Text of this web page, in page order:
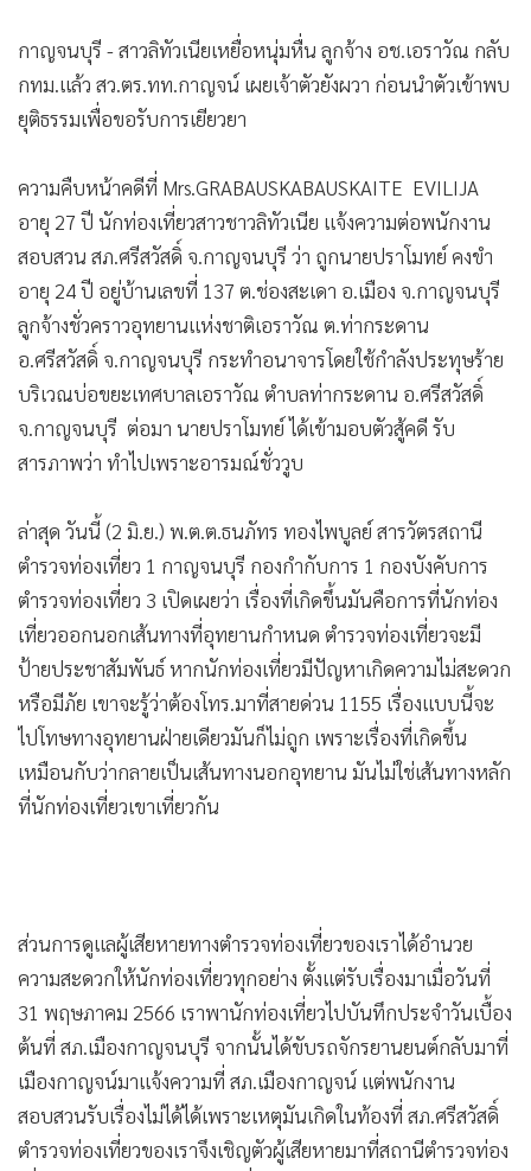
• อาชญากรรม
• Motoring
• เกม
• SMEs
หุ้น
อินโดจีน
กองทุนรวม
• Celeb Online
• Factcheck
• ญี่ปุ่น
• News1
กาญจนบุรี - สาวลิทัวเนียเหยื่อหนุ่มหื่น ลูกจ้าง อช.เอราวัณ กลับ
กทม.แล้ว สว.ตร.ทท.กาญจน์ เผยเจ้าตัวยังผวา ก่อนนำตัวเข้าพบ
ยุติธรรมเพื่อขอรับการเยียวยา
ความคืบหน้าคดีที่ Mrs.GRABAUSKABAUSKAITE EVILIJA
อายุ 27 ปี นักท่องเที่ยวสาวชาวลิทัวเนีย แจ้งความต่อพนักงาน
สอบสวน สภ.ศรีสวัสดิ์ จ.กาญจนบุรี ว่า ถูกนายปราโมทย์ คงขำ
อายุ 24 ปี อยู่บ้านเลขที่ 137 ต.ช่องสะเดา อ.เมือง จ.กาญจนบุรี
ลูกจ้างชั่วคราวอุทยานแห่งชาติเอราวัณ ต.ท่ากระดาน
อ.ศรีสวัสดิ์ จ.กาญจนบุรี กระทำอนาจารโดยใช้กำลังประทุษร้าย
บริเวณบ่อขยะเทศบาลเอราวัณ ตำบลท่ากระดาน อ.ศรีสวัสดิ์
จ.กาญจนบุรี ต่อมา นายปราโมทย์ ได้เข้ามอบตัวสู้คดี รับ
สารภาพว่า ทำไปเพราะอารมณ์ชั่ววูบ
ล่าสุด วันนี้ (2 มิ.ย.) พ.ต.ต.ธนภัทร ทองไพบูลย์ สารวัตรสถานี
ตำรวจท่องเที่ยว 1 กาญจนบุรี กองกำกับการ 1 กองบังคับการ
ตำรวจท่องเที่ยว 3 เปิดเผยว่า เรื่องที่เกิดขึ้นมันคือการที่นักท่อง
เที่ยวออกนอกเส้นทางที่อุทยานกำหนด ตำรวจท่องเที่ยวจะมี
ป้ายประชาสัมพันธ์ หากนักท่องเที่ยวมีปัญหาเกิดความไม่สะดวก
หรือมีภัย เขาจะรู้ว่าต้องโทร.มาที่สายด่วน 1155 เรื่องแบบนี้จะ
ไปโทษทางอุทยานฝ่ายเดียวมันก็ไม่ถูก เพราะเรื่องที่เกิดขึ้น
เหมือนกับว่ากลายเป็นเส้นทางนอกอุทยาน มันไม่ใช่เส้นทางหลัก
ที่นักท่องเที่ยวเขาเที่ยวกัน
ส่วนการดูแลผู้เสียหายทางตำรวจท่องเที่ยวของเราได้อำนวย
ความสะดวกให้นักท่องเที่ยวทุกอย่าง ตั้งแต่รับเรื่องมาเมื่อวันที่
31 พฤษภาคม 2566 เราพานักท่องเที่ยวไปบันทึกประจำวันเบื้อง
ต้นที่ สภ.เมืองกาญจนบุรี จากนั้นได้ขับรถจักรยานยนต์กลับมาที่
เมืองกาญจน์มาแจ้งความที่ สภ.เมืองกาญจน์ แต่พนักงาน
สอบสวนรับเรื่องไม่ได้ได้เพราะเหตุมันเกิดในท้องที่ สภ.ศรีสวัสดิ์
ตำรวจท่องเที่ยวของเราจึงเชิญตัวผู้เสียหายมาที่สถานีตำรวจท่อง